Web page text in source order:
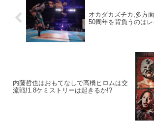
オカダカズチカ,多方
50周年を背負うのは
内藤哲也はおもてなしで高橋ヒロムは交
流戦!1.8ケミストリーは起きるか!?